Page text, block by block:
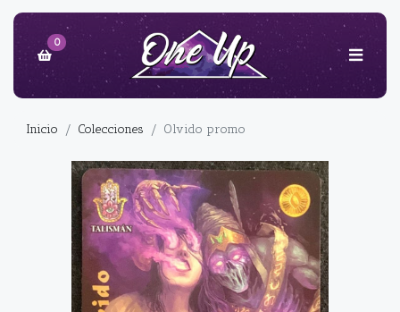
0
Inicio Colecciones Olvido promo